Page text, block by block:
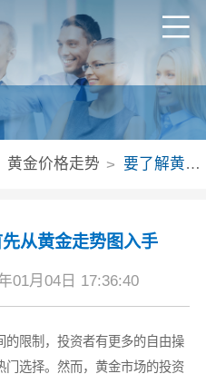
黄金价格走势 要了解黄金市场，首先从黄金走势图入手
从黄金走势图入手
01月04日 17:36:40
的限制，投资者有更多的自由操
选择。然而，黄金市场的投资